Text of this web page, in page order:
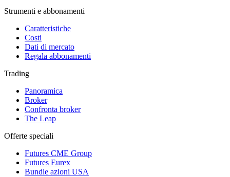
Strumenti e abbonamenti
Caratteristiche
Costi
Dati di mercato
Regala abbonamenti
Trading
Panoramica
Broker
Confronta broker
The Leap
Offerte speciali
Futures CME Group
Futures Eurex
Bundle azioni USA